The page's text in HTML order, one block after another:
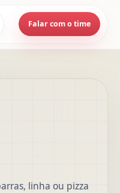
Falar com o time
linha ou pizza